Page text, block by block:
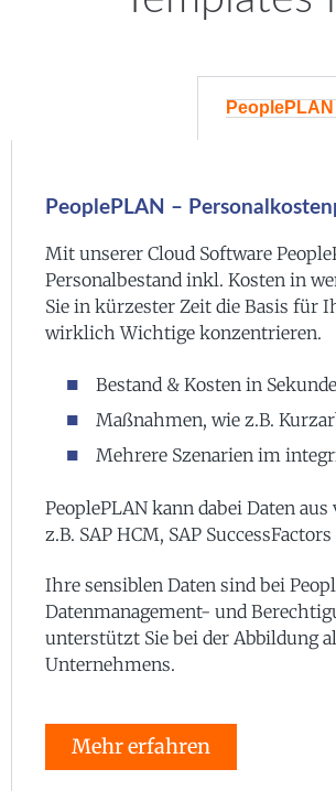
PeoplePLAN
PeoplePLAN –
Mit unserer Cloud Software
Personalbestand inkl. Kosten in
Sie in kürzester Zeit die Basis für
wirklich Wichtige konzentrieren.
Bestand & Kosten in
Maßnahmen, wie z.B.
Mehrere Szenarien im
PeoplePLAN kann dabei Daten
z.B. SAP HCM, SAP
Ihre sensiblen Daten sind bei
Datenmanagement- und
unterstützt Sie bei der Abbildung
Unternehmens.
Mehr erfahren